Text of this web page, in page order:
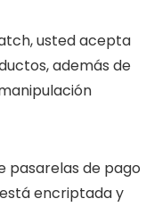
usted acepta
además de
pasarelas de pago
encriptada y